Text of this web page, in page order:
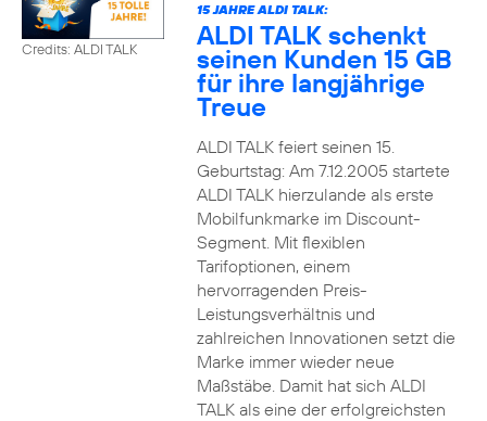
Credits: ALDI TALK
15 JAHRE ALDI TALK:
ALDI TALK schenkt
seinen Kunden 15 GB
für ihre langjährige
Treue
ALDI TALK feiert seinen 15.
Geburtstag: Am 7.12.2005 startete
ALDI TALK hierzulande als erste
Mobilfunkmarke im Discount-
Segment. Mit flexiblen
Tarifoptionen, einem
hervorragenden Preis-
Leistungsverhältnis und
zahlreichen Innovationen setzt die
Marke immer wieder neue
Maßstäbe. Damit hat sich ALDI
TALK als eine der erfolgreichsten